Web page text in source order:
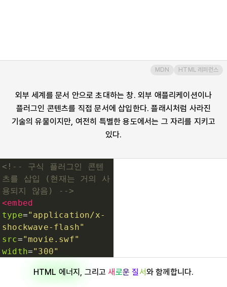
figcaption
figure
footer
h3
외부 세계를 문서 안으로 초대하는 창. 외부 애플리케이션이나
플러그인 콘텐츠를 직접 문서에 삽입한다. 플래시처럼 사라진
기술의 유물이지만, 여전히 특별한 용도에서는 그 자리를 지키고
있다.
MDN HTML 레퍼런스
<!-- 구식 플러그인 콘텐
츠를 삽입 (현재는 거의 사
용되지 않음) -->
<embed
type="application/x-
shockwave-flash"
src="movie.swf"
width="300"
HTML 에너지 , 그리고새로운 질서와 함께합니다.